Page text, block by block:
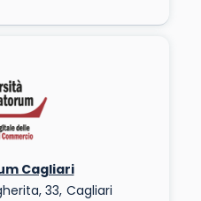
Cagliari
33, Cagliari